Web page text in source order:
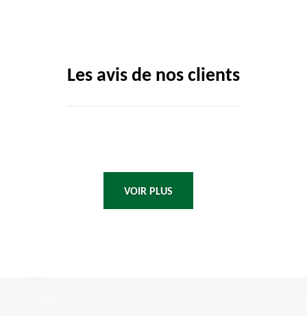
Les avis de nos clients
VOIR PLUS